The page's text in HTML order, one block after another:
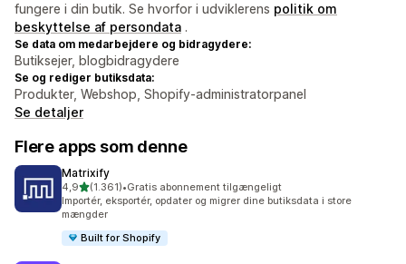
fungere i din butik. Se hvorfor i udviklerens politik om
beskyttelse af persondata .
Se data om medarbejdere og bidragydere:
Butiksejer, blogbidragydere
Se og rediger butiksdata:
Produkter, Webshop, Shopify-administratorpanel
Se detaljer
Flere apps som denne
Matrixify
4,9ud af 5 stjerner
(1.361)
1361 anmeldelser i alt
•Gratis abonnement tilgængeligt
Importér, eksportér, opdater og migrer dine butiksdata i store
mængder
Built for Shopify